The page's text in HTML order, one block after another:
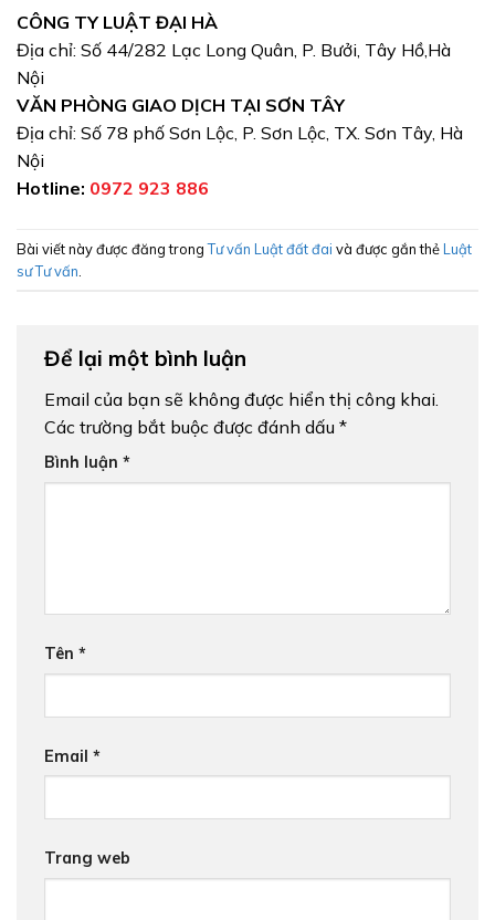
CÔNG TY LUẬT ĐẠI HÀ
Địa chỉ: Số 44/282 Lạc Long Quân, P. Bưởi, Tây Hồ,Hà
Nội
VĂN PHÒNG GIAO DỊCH TẠI SƠN TÂY
Địa chỉ: Số 78 phố Sơn Lộc, P. Sơn Lộc, TX. Sơn Tây, Hà
Nội
Hotline: 0972 923 886
Bài viết này được đăng trongTư vấn Luật đất đai và được gắn thẻLuật
sư Tư vấn
Để lại một bình luận
Email của bạn sẽ không được hiển thị công khai.
Các trường bắt buộc được đánh dấu *
Bình luận *
Tên *
Email *
Trang web